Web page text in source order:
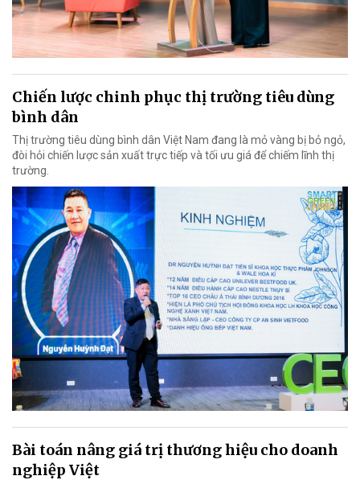
Chiến lược chinh phục thị trường tiêu dùng
bình dân
Thị trường tiêu dùng bình dân Việt Nam đang là mỏ vàng bị bỏ ngỏ,
đòi hỏi chiến lược sản xuất trực tiếp và tối ưu giá để chiếm lĩnh thị
trường.
Bài toán nâng giá trị thương hiệu cho doanh
nghiệp Việt